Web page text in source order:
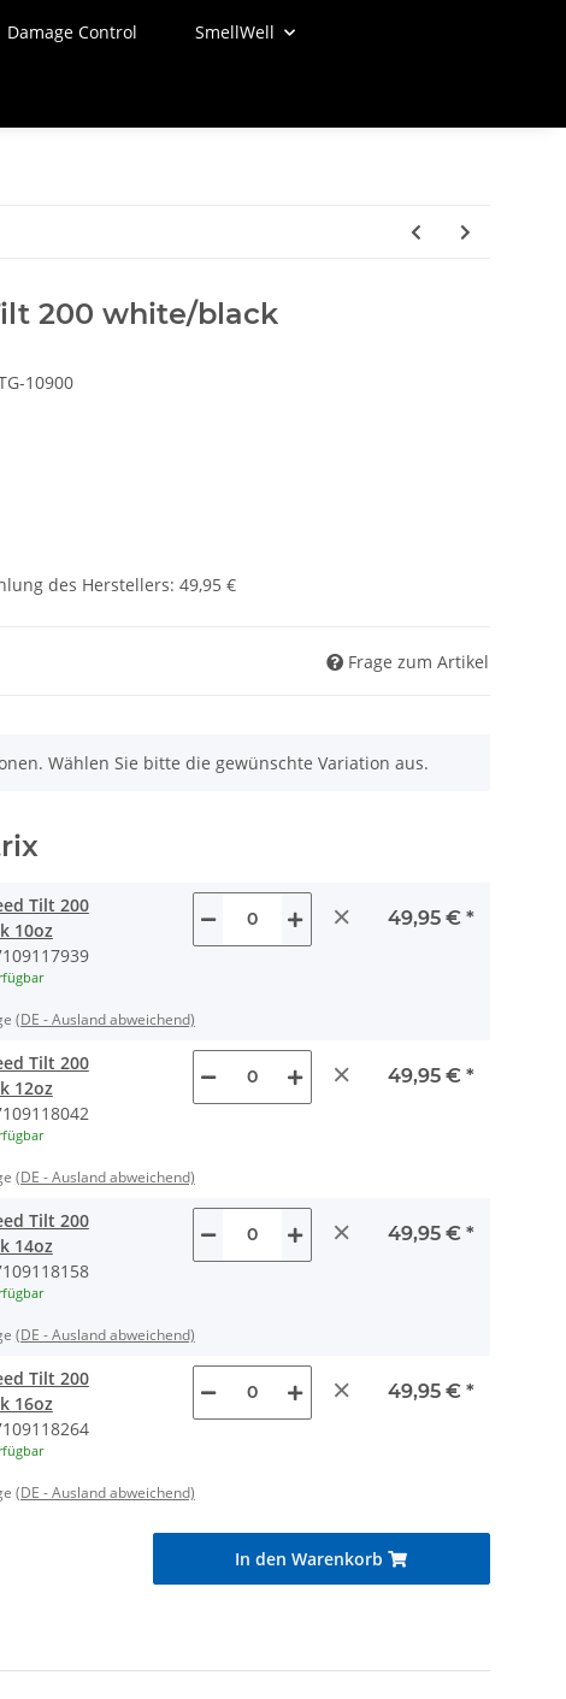
Damage Control SmellWell
200 white/black
10900
des Herstellers: 49,95 €
Frage zum Artikel
Wählen Sie bitte die gewünschte Variation aus.
Tilt 200
10oz
(DE - Ausland abweichend)
× 49,95 € *
Tilt 200
12oz
(DE - Ausland abweichend)
× 49,95 € *
Tilt 200
14oz
(DE - Ausland abweichend)
× 49,95 € *
Tilt 200
16oz
(DE - Ausland abweichend)
× 49,95 € *
In den Warenkorb